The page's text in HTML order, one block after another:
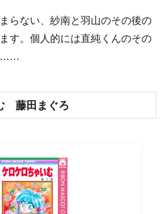
らない、紗南と羽山のその後の
す。個人的には直純くんのその
……
藤田まぐろ